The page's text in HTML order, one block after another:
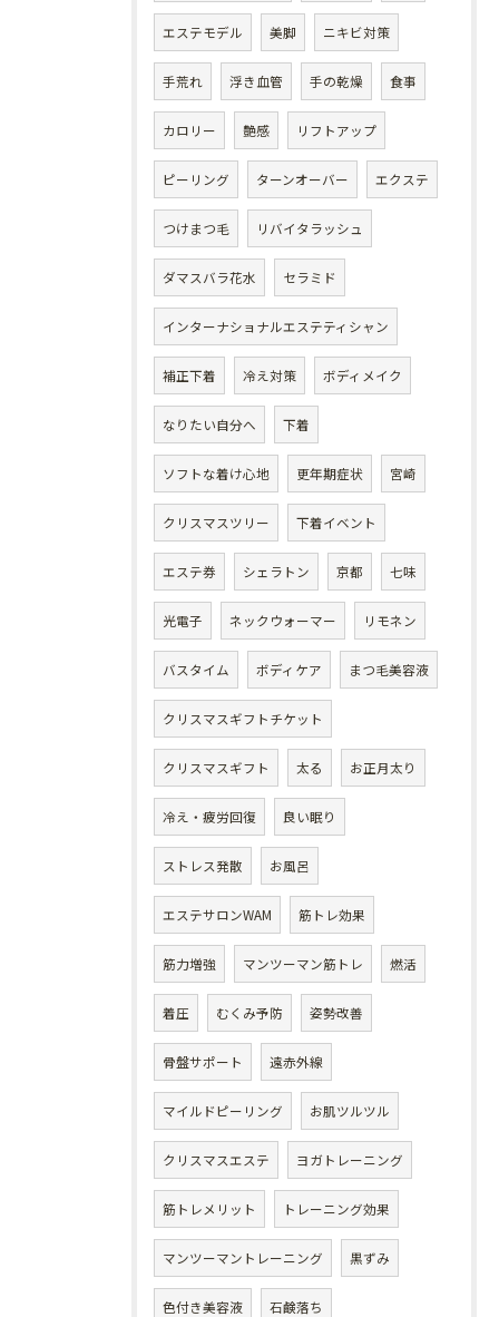
エステモデル 美脚 ニキビ対策
手荒れ 浮き血管 手の乾燥 食事
カロリー 艶感 リフトアップ
ピーリング ターンオーバー エクステ
つけまつ毛 リバイタラッシュ
ダマスバラ花水 セラミド
インターナショナルエステティシャン
補正下着 冷え対策 ボディメイク
なりたい自分へ 下着
ソフトな着け心地 更年期症状 宮崎
クリスマスツリー 下着イベント
エステ券 シェラトン 京都 七味
光電子 ネックウォーマー リモネン
バスタイム ボディケア まつ毛美容液
クリスマスギフトチケット
クリスマスギフト 太る お正月太り
冷え・疲労回復 良い眠り
ストレス発散 お風呂
エステサロンWAM 筋トレ効果
筋力増強 マンツーマン筋トレ 燃活
着圧 むくみ予防 姿勢改善
骨盤サポート 遠赤外線
マイルドピーリング お肌ツルツル
クリスマスエステ ヨガトレーニング
筋トレメリット トレーニング効果
マンツーマントレーニング 黒ずみ
色付き美容液 石鹸落ち